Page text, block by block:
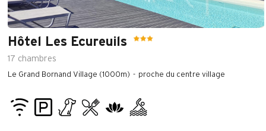
Hôtel Les Ecureuils
17 chambres
Le Grand Bornand Village (1000m) proche du centre village